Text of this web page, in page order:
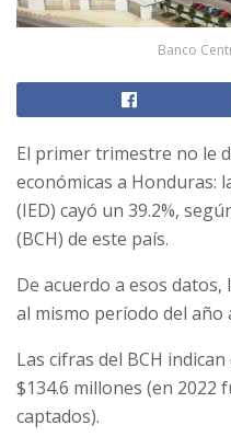
Banco
El primer trimestre no le
económicas a Honduras:
(IED) cayó un 39.2%,
(BCH) de este país.
De acuerdo a esos
al mismo período del año
Las cifras del BCH
$134.6 millones (en 2022
captados).